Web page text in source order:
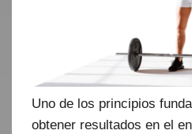
Uno de los principios
obtener resultados en el